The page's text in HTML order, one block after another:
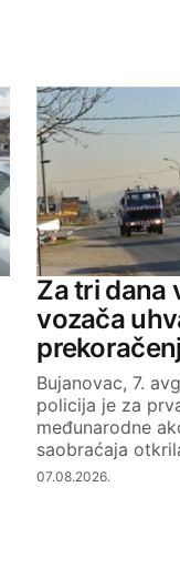
Za tri dana
vozača
Bujanovac, 7.
policija je za
međunarodne
saobraćaja
07.08.2026.